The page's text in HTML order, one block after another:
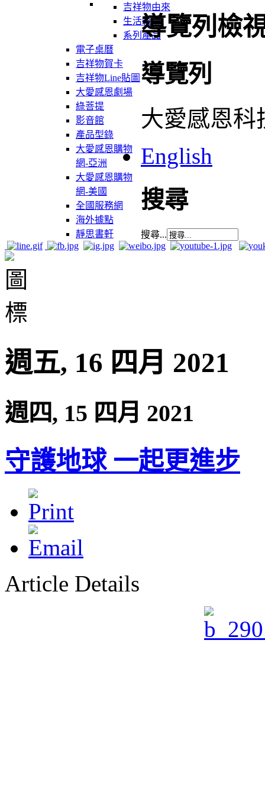
吉祥物由來
生活軌跡
系列產品
電子桌曆
吉祥物賀卡
吉祥物Line貼圖
大愛感恩劇場
綠菩提
影音館
產品型錄
大愛感恩購物
網-亞洲
大愛感恩購物
網-美國
全國服務網
海外據點
靜思書軒
導覽列檢
導覽列
大愛感恩科
English
搜尋
搜尋...
週五, 16 四月 2021
週四, 15 四月 2021
守護地球 一起更進步
Article Details